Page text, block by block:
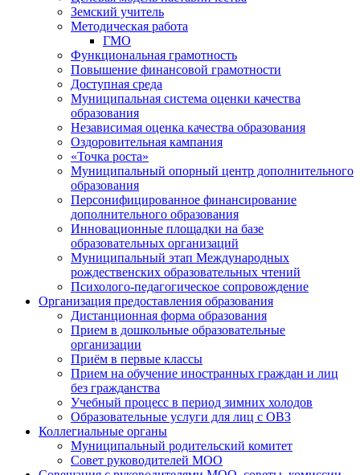
Земский учитель
Методическая работа
ГМО
Функциональная грамотность
Повышение финансовой грамотности
Доступная среда
Муниципальная система оценки качества
образования
Независимая оценка качества образования
Оздоровительная кампания
«Точка роста»
Муниципальный опорный центр дополнительного
образования
Персонифицированное финансирование
дополнительного образования
Инновационные площадки на базе
образовательных организаций
Муниципальный этап Международных
рождественских образовательных чтений
Психолого-педагогическое сопровождение
Организация предоставления образования
Дистанционная форма образования
Прием в дошкольные образовательные
организации
Приём в первые классы
Прием на обучение иностранных граждан и лиц
без гражданства
Учебный процесс в период зимних холодов
Образовательные услуги для лиц с ОВЗ
Коллегиальные органы
Муниципальный родительский комитет
Совет руководителей МОО